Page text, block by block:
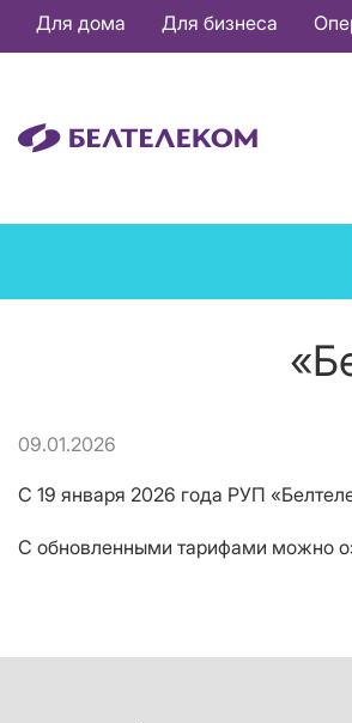
Основная
навигация
Для дома Для бизнеса
09.01.2026
С 19 января 2026 года РУП
С обновленными тарифами можно